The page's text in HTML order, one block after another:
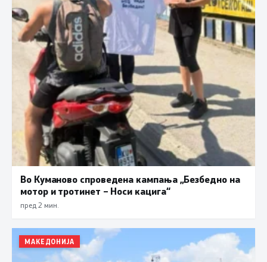
Во Куманово спроведена кампања „Безбедно на
мотор и тротинет – Носи кацига“
пред 2 мин.
МАКЕДОНИЈА